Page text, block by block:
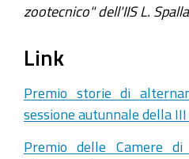
zootecnico" dell'IIS L.
Link
Premio storie di
sessione autunnale della III
Premio delle Camere